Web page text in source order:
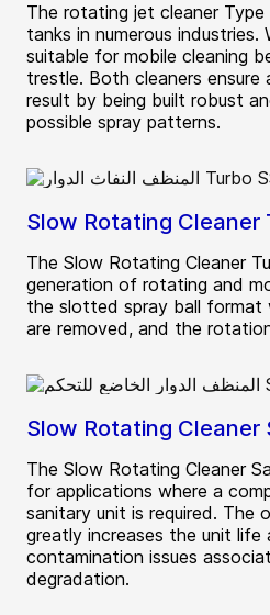
The rotating jet cleaner Type
tanks in numerous industries.
suitable for mobile cleaning
trestle. Both cleaners ensure
result by being built robust
possible spray patterns.
Slow Rotating Cleaner
The Slow Rotating Cleaner
generation of rotating and
the slotted spray ball format
are removed, and the
Slow Rotating Cleaner
The Slow Rotating Cleaner
for applications where a
sanitary unit is required. The
greatly increases the unit life
contamination issues
degradation.